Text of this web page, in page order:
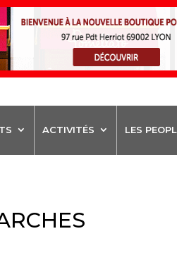
ACTIVITÉS LES